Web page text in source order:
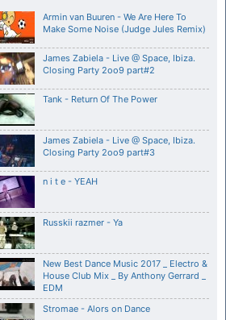
Armin van Buuren - We Are Here To
Make Some Noise (Judge Jules Remix)
James Zabiela - Live @ Space, Ibiza.
Closing Party 2oo9 part#2
Tank - Return Of The Power
James Zabiela - Live @ Space, Ibiza.
Closing Party 2oo9 part#3
n i t e - YEAH
Russkii razmer - Ya
New Best Dance Music 2017 _ Electro &
House Club Mix _ By Anthony Gerrard _
EDM
Stromae - Alors on Dance